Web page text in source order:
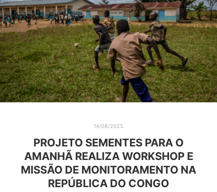
14/08/2025
PROJETO SEMENTES PARA O
AMANHÃ REALIZA WORKSHOP E
MISSÃO DE MONITORAMENTO NA
REPÚBLICA DO CONGO